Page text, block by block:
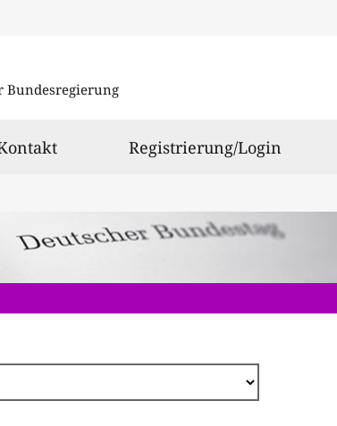
Bundesregierung
Registrierung/Login